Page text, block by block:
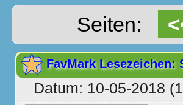
Seiten:
FavMark Lesezeichen:
Datum: 10-05-